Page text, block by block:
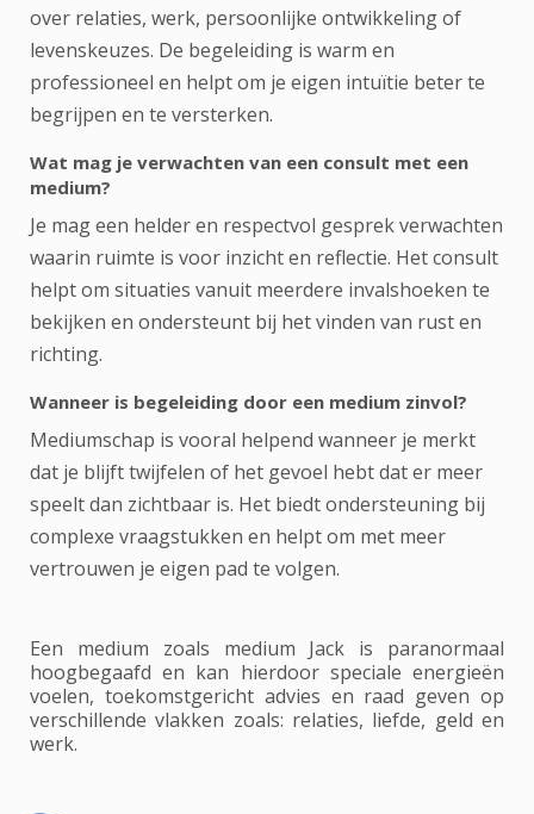
over relaties, werk, persoonlijke ontwikkeling of
levenskeuzes. De begeleiding is warm en
professioneel en helpt om je eigen intuïtie beter te
begrijpen en te versterken.
Wat mag je verwachten van een consult met een
medium?
Je mag een helder en respectvol gesprek verwachten
waarin ruimte is voor inzicht en reflectie. Het consult
helpt om situaties vanuit meerdere invalshoeken te
bekijken en ondersteunt bij het vinden van rust en
richting.
Wanneer is begeleiding door een medium zinvol?
Mediumschap is vooral helpend wanneer je merkt
dat je blijft twijfelen of het gevoel hebt dat er meer
speelt dan zichtbaar is. Het biedt ondersteuning bij
complexe vraagstukken en helpt om met meer
vertrouwen je eigen pad te volgen.
Een medium zoals medium Jack is paranormaal
hoogbegaafd en kan hierdoor speciale energieën
voelen, toekomstgericht advies en raad geven op
verschillende vlakken zoals: relaties, liefde, geld en
werk.